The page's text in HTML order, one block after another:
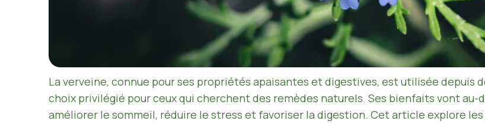
La verveine, connue pour ses propriétés apaisantes et digestives, est utilisée depuis
choix privilégié pour ceux qui cherchent des remèdes naturels. Ses bienfaits vont au-
améliorer le sommeil, réduire le stress et favoriser la digestion. Cet article explore